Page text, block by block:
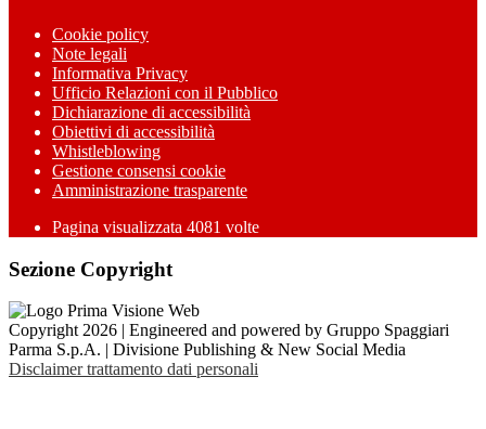
Cookie policy
Note legali
Informativa Privacy
Ufficio Relazioni con il Pubblico
Dichiarazione di accessibilità
Obiettivi di accessibilità
Whistleblowing
Gestione consensi cookie
Amministrazione trasparente
Pagina visualizzata 4081 volte
Sezione Copyright
Copyright 2026 | Engineered and powered by Gruppo Spaggiari
Parma S.p.A. | Divisione Publishing & New Social Media
Disclaimer trattamento dati personali